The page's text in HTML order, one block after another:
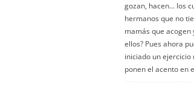
gozan, hacen... los
hermanos que no
mamás que acogen
ellos? Pues ahora
iniciado un ejercicio
ponen el acento en